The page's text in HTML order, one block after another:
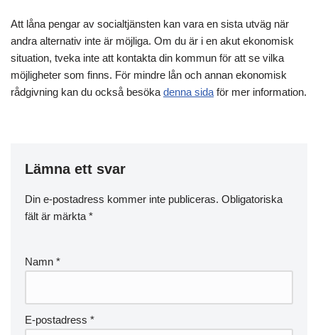
Att låna pengar av socialtjänsten kan vara en sista utväg när
andra alternativ inte är möjliga. Om du är i en akut ekonomisk
situation, tveka inte att kontakta din kommun för att se vilka
möjligheter som finns. För mindre lån och annan ekonomisk
rådgivning kan du också besöka denna sida för mer information.
Lämna ett svar
Din e-postadress kommer inte publiceras. Obligatoriska
fält är märkta *
Namn *
E-postadress *